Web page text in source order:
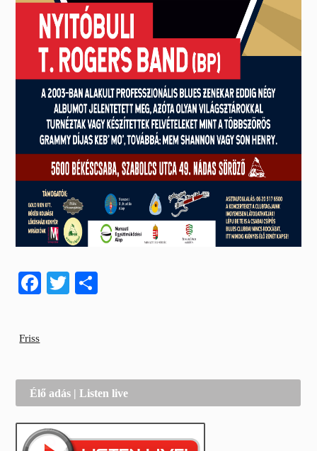
Facebook
Twitter
Friss
Élő adás | Listen live